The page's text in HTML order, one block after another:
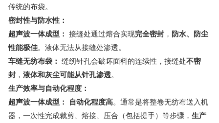
传统的布袋。
密封性与防水性：
超声波一体成型： 接缝处通过熔合实现完全密封 ， 防水、防尘
性能极佳。液体无法从接缝处渗透。
车缝无纺布袋： 缝纫针孔会破坏面料的连续性，接缝处不密
封 ， 液体和灰尘可能从针孔渗透。
生产效率与自动化程度：
超声波一体成型：
自动化程度高。通常是将整卷无纺布送入机
器，一次性完成裁剪、熔接、压合（包括提手）等步骤， 生产